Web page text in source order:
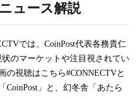
ュース解説
では、CoinPost代表各務貴仁
のマーケットや注目視されてい
の視聴はこちら#CONNECTVと
CoinPost」と、幻冬舎「あたら